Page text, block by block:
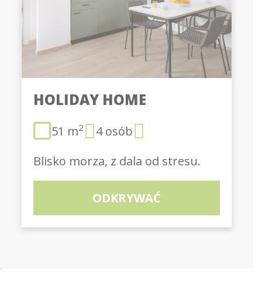
HOLIDAY HOME
51 m2
4 osób
Blisko morza, z dala od stresu.
ODKRYWAĆ